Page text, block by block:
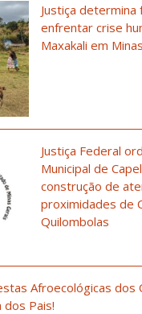
Justiça
enfrentar crise
Maxakali em
Justiça Federal
Municipal de
construção de
proximidades de
Quilombolas
Afroecológicas dos
dos Pais!